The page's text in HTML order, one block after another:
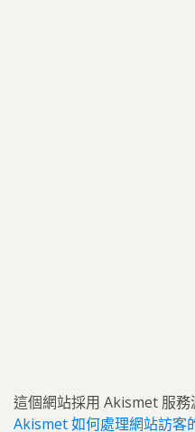
這個網站採用 Akismet 服務
Akismet 如何處理網站訪客